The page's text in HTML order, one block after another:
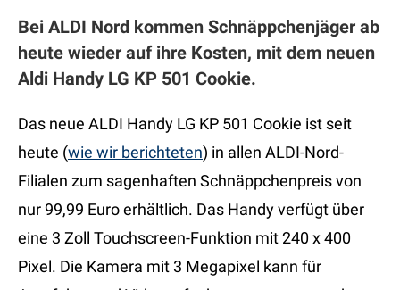
Bei ALDI Nord kommen Schnäppchenjäger ab
heute wieder auf ihre Kosten, mit dem neuen
Aldi Handy LG KP 501 Cookie.
Das neue ALDI Handy LG KP 501 Cookie ist seit
heute (wie wir berichteten) in allen ALDI-Nord-
Filialen zum sagenhaften Schnäppchenpreis von
nur 99,99 Euro erhältlich. Das Handy verfügt über
eine 3 Zoll Touchscreen-Funktion mit 240 x 400
Pixel. Die Kamera mit 3 Megapixel kann für